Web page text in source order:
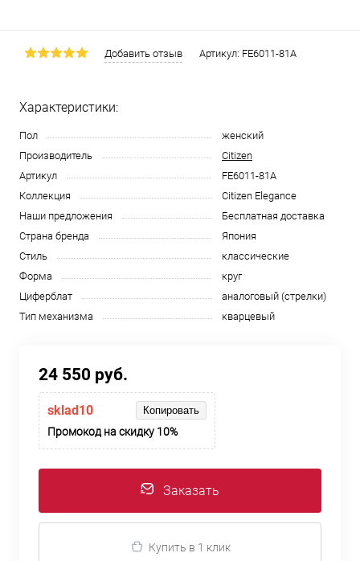
Добавить отзыв Артикул: FE6011-81A
Характеристики:
Пол
женский
Производитель
Citizen
Артикул
FE6011-81A
Коллекция
Citizen Elegance
Наши предложения
Бесплатная доставка
Страна бренда
Япония
Стиль
классические
Форма
круг
Циферблат
аналоговый (стрелки)
Тип механизма
кварцевый
24 550 руб.
sklad10 Копировать
Промокод на скидку 10%
Заказать
Купить в 1 клик